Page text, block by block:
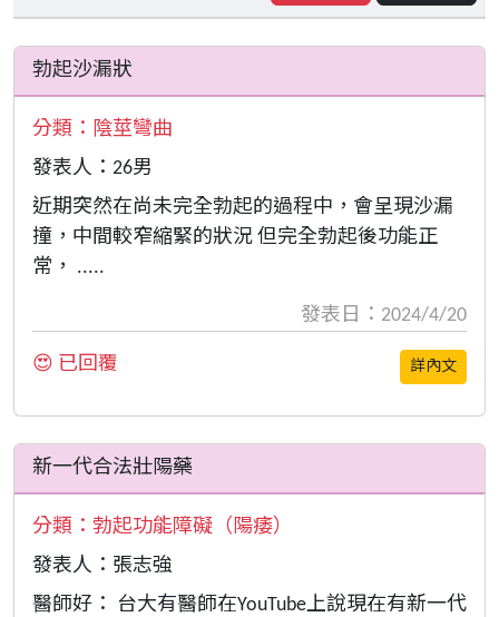
勃起沙漏狀
分類： 陰莖彎曲
發表人：26男
近期突然在尚未完全勃起的過程中，會呈現沙漏
撞，中間較窄縮緊的狀況 但完全勃起後功能正
常， .....
發表日：2024/4/20
😍 已回覆 詳內文
新一代合法壯陽藥
分類： 勃起功能障礙（陽痿）
發表人：張志強
醫師好： 台大有醫師在YouTube上說現在有新一代